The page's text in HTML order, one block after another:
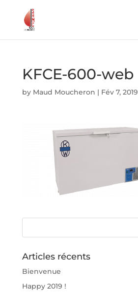
KFCE-600-web
by Maud Moucheron | Fév 7, 2019
Articles récents
Bienvenue
Happy 2019 !